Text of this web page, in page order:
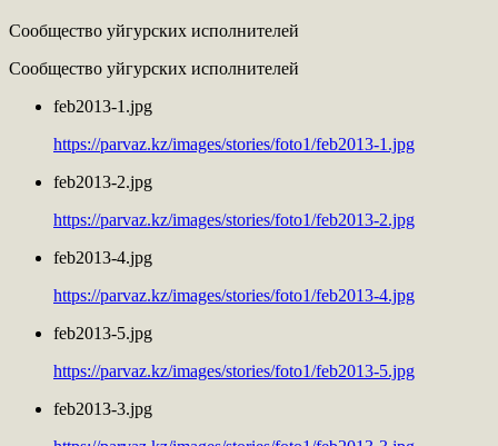
Сообщество уйгурских исполнителей
Сообщество уйгурских исполнителей
feb2013-1.jpg
https://parvaz.kz/images/stories/foto1/feb2013-1.jpg
feb2013-2.jpg
https://parvaz.kz/images/stories/foto1/feb2013-2.jpg
feb2013-4.jpg
https://parvaz.kz/images/stories/foto1/feb2013-4.jpg
feb2013-5.jpg
https://parvaz.kz/images/stories/foto1/feb2013-5.jpg
feb2013-3.jpg